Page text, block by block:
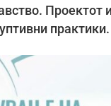
практики.